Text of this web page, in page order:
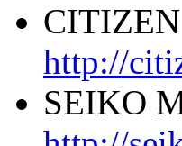
CITIZEN
http://
SEIKO